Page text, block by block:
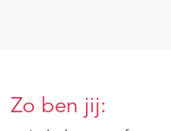
Zo ben jij: